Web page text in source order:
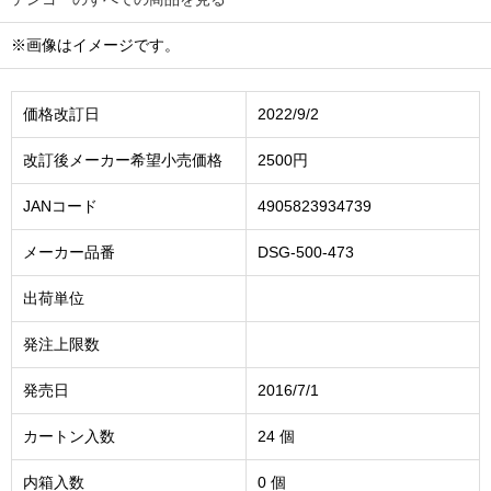
※画像はイメージです。
価格改訂日 2022/9/2
改訂後メーカー希望小売価格 2500円
JANコード 4905823934739
メーカー品番 DSG-500-473
出荷単位
発注上限数
発売日 2016/7/1
カートン入数 24 個
内箱入数 0 個